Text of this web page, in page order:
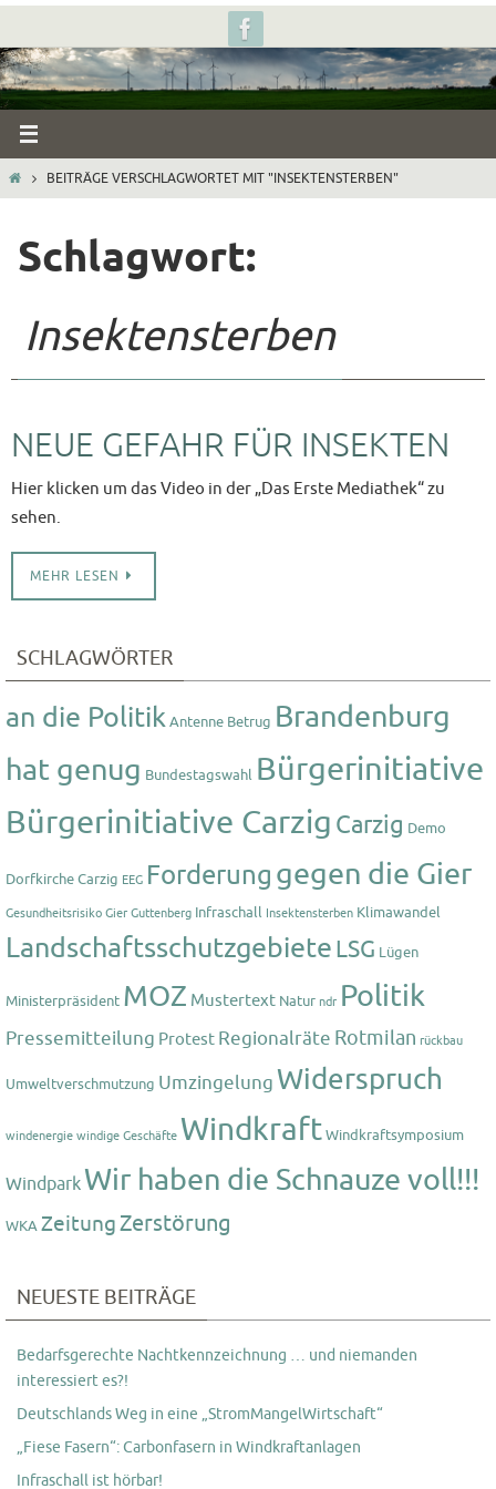
Inhalt
springen
STARTBEITRÄGE VERSCHLAGWORTET MIT "INSEKTENSTERBEN"
Schlagwort:
Insektensterben
NEUE GEFAHR FÜR INSEKTEN
Hier klicken um das Video in der „Das Erste Mediathek“ zu
sehen.
MEHR LESEN
SCHLAGWÖRTER
an die PolitikAntenne Betrug Brandenburg
hat genug Bundestagswahl Bürgerinitiative
Bürgerinitiative Carzig Carzig Demo
Dorfkirche Carzig EEG Forderung gegen die Gier
Gesundheitsrisiko Gier Guttenberg Infraschall Insektensterben Klimawandel
LandschaftsschutzgebieteLSG Lügen
Ministerpräsident MOZ Mustertext Natur ndr Politik
Pressemitteilung Protest Regionalräte Rotmilan rückbau
Umweltverschmutzung UmzingelungWiderspruch
windenergie windige Geschäfte WindkraftWindkraftsymposium
WindparkWir haben die Schnauze voll!!!
WKAZeitungZerstörung
NEUESTE BEITRÄGE
Bedarfsgerechte Nachtkennzeichnung … und niemanden
interessiert es?!
Deutschlands Weg in eine „StromMangelWirtschaft“
„Fiese Fasern“: Carbonfasern in Windkraftanlagen
Infraschall ist hörbar!